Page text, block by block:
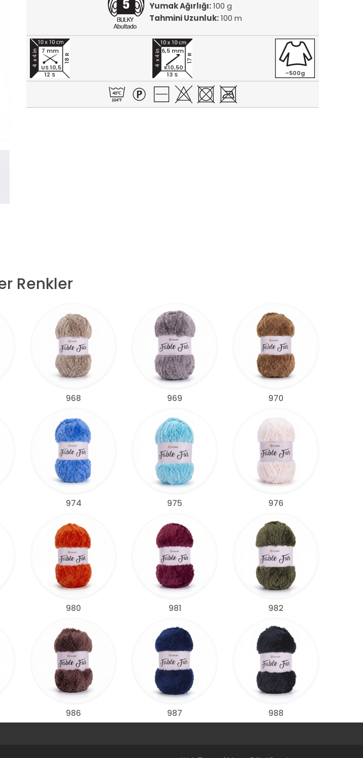
Yumak Ağırlığı:100 g
Tahmini Uzunluk:100 m
12 S
18 R
7 mm
US 10,5
13 S
17 R
6,5 mm
K10,50
~500g
Renkler
968 969 970
974 975 976
980 981 982
986 987 988